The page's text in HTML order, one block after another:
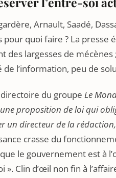
Arnault, Saadé,
pour quoi faire ? La
des largesses de
de l’information, peu de
du groupe Le
proposition de loi qui
un directeur de la
crasse du
le gouvernement est à
». Clin d’œil non fin à